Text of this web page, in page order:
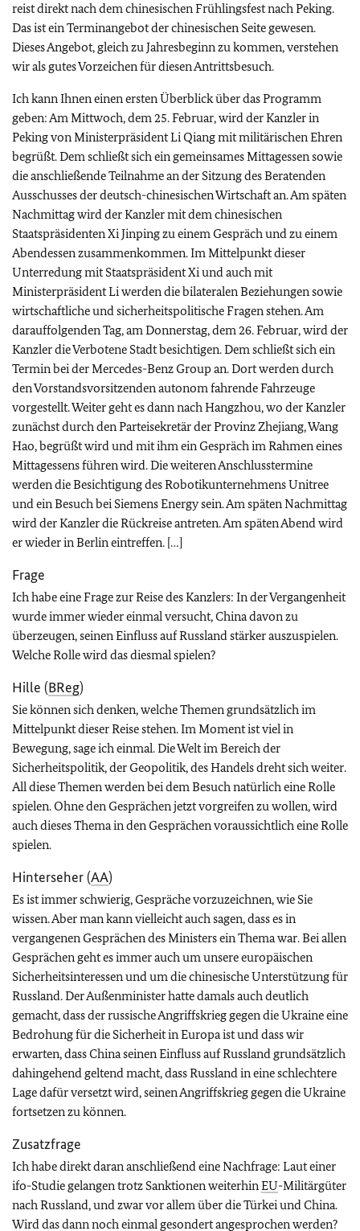
reist direkt nach dem chinesischen Frühlingsfest nach Peking.
Das ist ein Terminangebot der chinesischen Seite gewesen.
Dieses Angebot, gleich zu Jahresbeginn zu kommen, verstehen
wir als gutes Vorzeichen für diesen Antrittsbesuch.
Ich kann Ihnen einen ersten Überblick über das Programm
geben: Am Mittwoch, dem 25. Februar, wird der Kanzler in
Peking von Ministerpräsident Li Qiang mit militärischen Ehren
begrüßt. Dem schließt sich ein gemeinsames Mittagessen sowie
die anschließende Teilnahme an der Sitzung des Beratenden
Ausschusses der deutsch-chinesischen Wirtschaft an. Am späten
Nachmittag wird der Kanzler mit dem chinesischen
Staatspräsidenten Xi Jinping zu einem Gespräch und zu einem
Abendessen zusammenkommen. Im Mittelpunkt dieser
Unterredung mit Staatspräsident Xi und auch mit
Ministerpräsident Li werden die bilateralen Beziehungen sowie
wirtschaftliche und sicherheitspolitische Fragen stehen. Am
darauffolgenden Tag, am Donnerstag, dem 26. Februar, wird der
Kanzler die Verbotene Stadt besichtigen. Dem schließt sich ein
Termin bei der Mercedes-Benz Group an. Dort werden durch
den Vorstandsvorsitzenden autonom fahrende Fahrzeuge
vorgestellt. Weiter geht es dann nach Hangzhou, wo der Kanzler
zunächst durch den Parteisekretär der Provinz Zhejiang, Wang
Hao, begrüßt wird und mit ihm ein Gespräch im Rahmen eines
Mittagessens führen wird. Die weiteren Anschlusstermine
werden die Besichtigung des Robotikunternehmens Unitree
und ein Besuch bei Siemens Energy sein. Am späten Nachmittag
wird der Kanzler die Rückreise antreten. Am späten Abend wird
er wieder in Berlin eintreffen. […]
Frage
Ich habe eine Frage zur Reise des Kanzlers: In der Vergangenheit
wurde immer wieder einmal versucht, China davon zu
überzeugen, seinen Einfluss auf Russland stärker auszuspielen.
Welche Rolle wird das diesmal spielen?
Hille (BReg)
Sie können sich denken, welche Themen grundsätzlich im
Mittelpunkt dieser Reise stehen. Im Moment ist viel in
Bewegung, sage ich einmal. Die Welt im Bereich der
Sicherheitspolitik, der Geopolitik, des Handels dreht sich weiter.
All diese Themen werden bei dem Besuch natürlich eine Rolle
spielen. Ohne den Gesprächen jetzt vorgreifen zu wollen, wird
auch dieses Thema in den Gesprächen voraussichtlich eine Rolle
spielen.
Hinterseher (AA)
Es ist immer schwierig, Gespräche vorzuzeichnen, wie Sie
wissen. Aber man kann vielleicht auch sagen, dass es in
vergangenen Gesprächen des Ministers ein Thema war. Bei allen
Gesprächen geht es immer auch um unsere europäischen
Sicherheitsinteressen und um die chinesische Unterstützung für
Russland. Der Außenminister hatte damals auch deutlich
gemacht, dass der russische Angriffskrieg gegen die Ukraine eine
Bedrohung für die Sicherheit in Europa ist und dass wir
erwarten, dass China seinen Einfluss auf Russland grundsätzlich
dahingehend geltend macht, dass Russland in eine schlechtere
Lage dafür versetzt wird, seinen Angriffskrieg gegen die Ukraine
fortsetzen zu können.
Zusatzfrage
Ich habe direkt daran anschließend eine Nachfrage: Laut einer
ifo-Studie gelangen trotz Sanktionen weiterhinEU-Militärgüter
nach Russland, und zwar vor allem über die Türkei und China.
Wird das dann noch einmal gesondert angesprochen werden?